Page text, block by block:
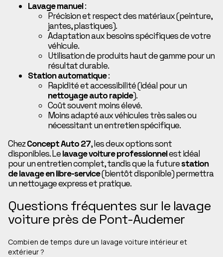
Lavage manuel:
Précision et respect des matériaux (peinture,
jantes, plastiques).
Adaptation aux besoins spécifiques de votre
véhicule.
Utilisation de produits haut de gamme pour un
résultat durable.
Station automatique:
Rapidité et accessibilité (idéal pour un
nettoyage auto rapide).
Coût souvent moins élevé.
Moins adapté aux véhicules très sales ou
nécessitant un entretien spécifique.
ChezConcept Auto 27, les deux options sont
disponibles. Lelavage voiture professionnelest idéal
pour un entretien complet, tandis que la futurestation
de lavage en libre-service(bientôt disponible) permettra
un nettoyage express et pratique.
Questions fréquentes sur le lavage
voiture près de Pont-Audemer
Combien de temps dure un lavage voiture intérieur et
extérieur ?